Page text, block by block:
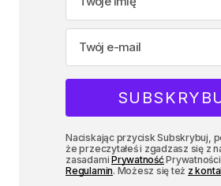
Naciskając przycisk Subskrybuj,
że przeczytałeś i zgadzasz się z
zasadamiPrywatność
Regulamin. Możesz się też z